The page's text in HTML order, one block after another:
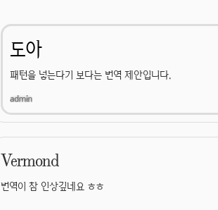
도아
패턴을 넣는다기 보다는 번역 제안입니다.
Vermond
번역이 참 인상깊네요 ㅎㅎ